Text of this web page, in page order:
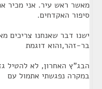
מאשר ראש עיר. אני מכיר
סיפור האקדחים.
ישנו דבר שאנחנו צריכים
בר-זהר,והוא דוגמת
הבג"ץ האחרון, לא להטיל
במקרה נפגשתי אתמול עם